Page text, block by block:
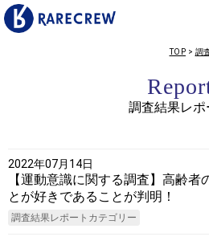
TOP > 調
調査結果レポ
2022年07月14日
【運動意識に関する調査】高齢者
とが好きであることが判明！
調査結果レポートカテゴリー